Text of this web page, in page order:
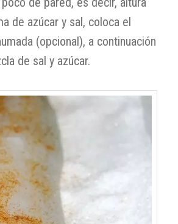
de azúcar y sal, coloca el
(opcional), a continuación
de sal y azúcar.